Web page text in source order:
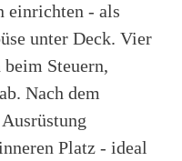
einrichten - als
unter Deck. Vier
Steuern,
Nach dem
Platz - ideal